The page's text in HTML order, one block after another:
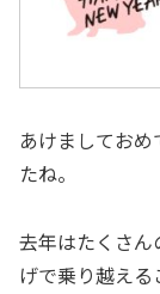
あけましてお
たね。
去年はたくさ
げで乗り越え